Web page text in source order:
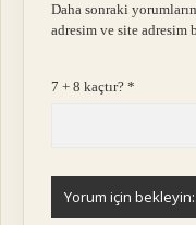
Daha sonraki
adresim ve site adresim
7 + 8 kaçtır?*